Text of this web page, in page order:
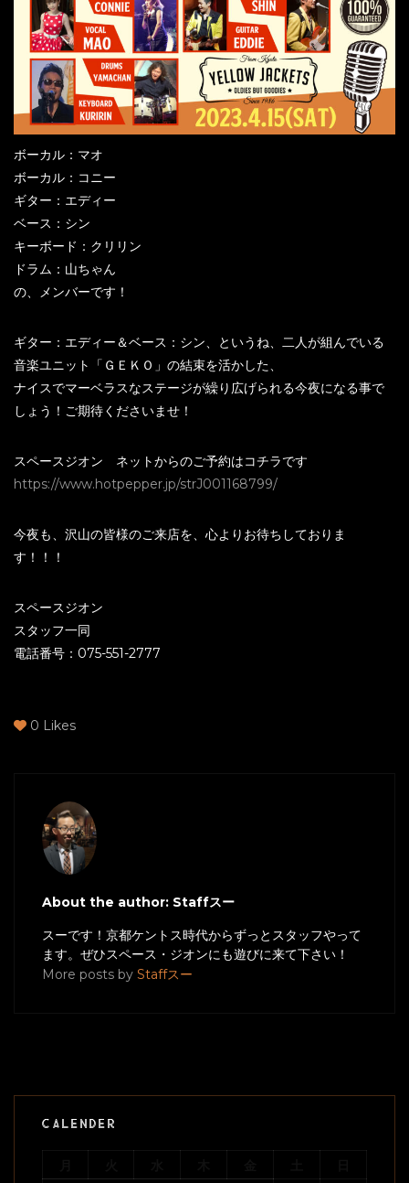
ボーカル：マオ
ボーカル：コニー
ギター：エディー
ベース：シン
キーボード：クリリン
ドラム：山ちゃん
の、メンバーです！
ギター：エディー＆ベース：シン、というね、二人が組んでいる
音楽ユニット「ＧＥＫＯ」の結束を活かした、
ナイスでマーベラスなステージが繰り広げられる今夜になる事で
しょう！ご期待くださいませ！
スペースジオン ネットからのご予約はコチラです
https://www.hotpepper.jp/strJ001168799/
今夜も、沢山の皆様のご来店を、心よりお待ちしておりま
す！！！
スペースジオン
スタッフ一同
電話番号：075-551-2777
0 Likes
About the author: Staffスー
スーです！京都ケントス時代からずっとスタッフやって
ます。ぜひスペース・ジオンにも遊びに来て下さい！
More posts by Staffスー
CALENDER